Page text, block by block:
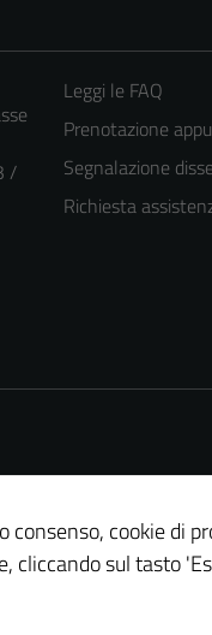
/
Leggi le FAQ
Prenotazione
Segnalazione
Richiesta
consenso, cookie di
sul tasto